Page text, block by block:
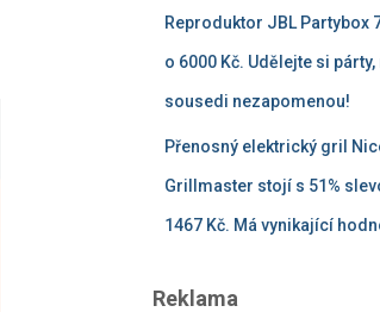
Reproduktor JBL Partybox
o 6000 Kč. Udělejte si
sousedi nezapomenou!
Přenosný elektrický gril
Grillmaster stojí s 51%
1467 Kč. Má vynikající
Reklama